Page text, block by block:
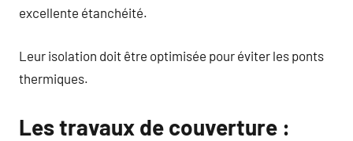
excellente étanchéité.
Leur isolation doit être optimisée pour éviter les ponts
thermiques.
Les travaux de couverture :